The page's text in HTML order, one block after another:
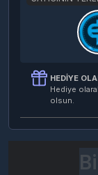
HEDIYE
Hediye
olsun.